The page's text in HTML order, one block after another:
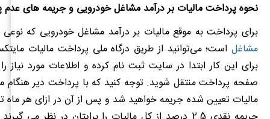
نحوه پرداخت مالیات بر درآمد مشاغل خودرویی و جریمه های عدم
برای پرداخت به موقع مالیات بر درآمد مشاغل خودرویی که نوعی
مشاغل است؛ می‌توانید از طریق درگاه ملی پرداخت مالیات
برای این کار ابتدا در سایت ثبت نام کرده و اطلاعات مورد نیاز
مالیات تعیین شده جریمه خواهید شد و پس از آن در ازای هر ماه